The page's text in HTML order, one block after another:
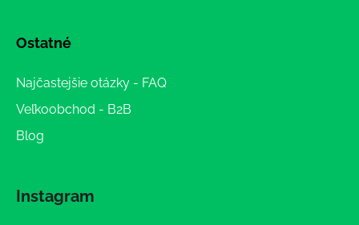
Ostatné
Najčastejšie otázky - FAQ
Veľkoobchod - B2B
Blog
Instagram